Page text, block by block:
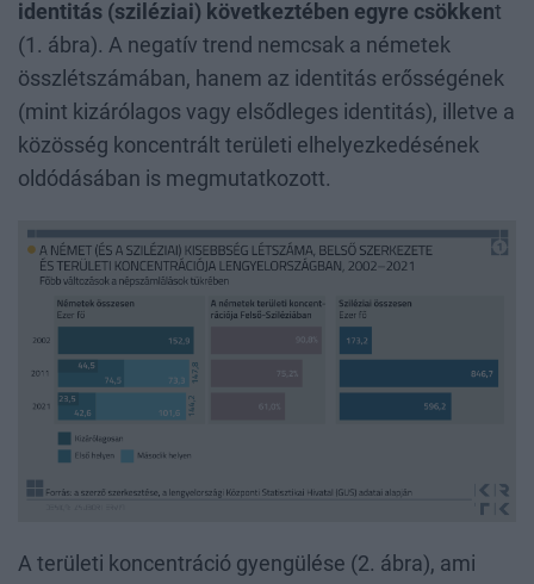
identitás (sziléziai) következtében egyre csökkent
(1. ábra). A negatív trend nemcsak a németek
összlétszámában, hanem az identitás erősségének
(mint kizárólagos vagy elsődleges identitás), illetve a
közösség koncentrált területi elhelyezkedésének
oldódásában is megmutatkozott.
A területi koncentráció gyengülése (2. ábra), ami